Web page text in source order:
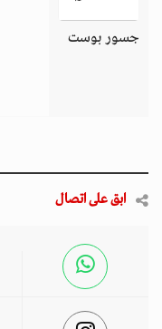
جسور بوست
ابق على اتصال